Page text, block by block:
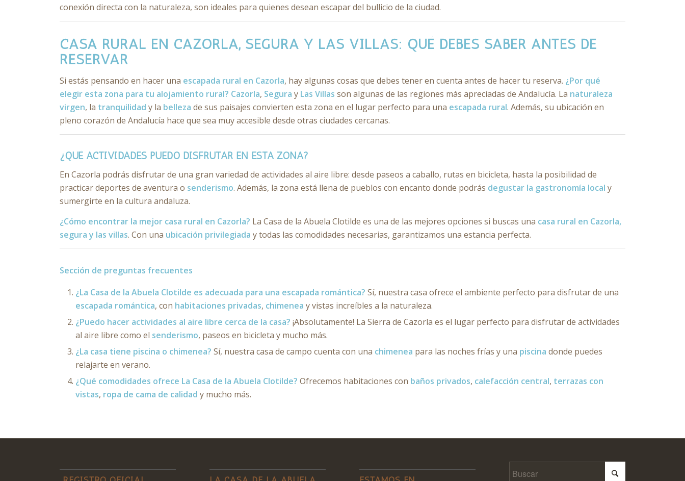
conexión directa con la naturaleza, son ideales para quienes desean escapar del bullicio de la ciudad.
CASA RURAL EN CAZORLA, SEGURA Y LAS VILLAS: QUÉ DEBES SABER ANTES DE
RESERVAR
Si estás pensando en hacer una escapada rural en Cazorla, hay algunas cosas que debes tener en cuenta antes de hacer tu reserva. ¿Por qué
elegir esta zona para tu alojamiento rural? Cazorla, Segura y Las Villas son algunas de las regiones más apreciadas de Andalucía. La naturaleza
virgen, la tranquilidad y la belleza de sus paisajes convierten esta zona en el lugar perfecto para una escapada rural. Además, su ubicación en
pleno corazón de Andalucía hace que sea muy accesible desde otras ciudades cercanas.
¿QUÉ ACTIVIDADES PUEDO DISFRUTAR EN ESTA ZONA?
En Cazorla podrás disfrutar de una gran variedad de actividades al aire libre: desde paseos a caballo, rutas en bicicleta, hasta la posibilidad de
practicar deportes de aventura o senderismo. Además, la zona está llena de pueblos con encanto donde podrás degustar la gastronomía local y
sumergirte en la cultura andaluza.
¿Cómo encontrar la mejor casa rural en Cazorla? La Casa de la Abuela Clotilde es una de las mejores opciones si buscas una casa rural en Cazorla,
segura y las villas. Con una ubicación privilegiada y todas las comodidades necesarias, garantizamos una estancia perfecta.
Sección de preguntas frecuentes
¿La Casa de la Abuela Clotilde es adecuada para una escapada romántica? Sí, nuestra casa ofrece el ambiente perfecto para disfrutar de una
escapada romántica, con habitaciones privadas, chimenea y vistas increíbles a la naturaleza.
¿Puedo hacer actividades al aire libre cerca de la casa? ¡Absolutamente! La Sierra de Cazorla es el lugar perfecto para disfrutar de actividades
al aire libre como el senderismo, paseos en bicicleta y mucho más.
¿La casa tiene piscina o chimenea? Sí, nuestra casa de campo cuenta con una chimenea para las noches frías y una piscina donde puedes
relajarte en verano.
¿Qué comodidades ofrece La Casa de la Abuela Clotilde? Ofrecemos habitaciones con baños privados, calefacción central, terrazas con
vistas, ropa de cama de calidad y mucho más.